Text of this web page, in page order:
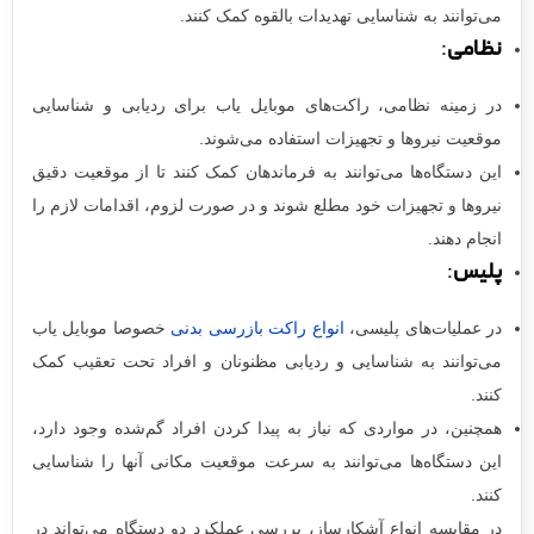
می‌توانند به شناسایی تهدیدات بالقوه کمک کنند.
نظامی:
در زمینه نظامی، راکت‌های موبایل یاب برای ردیابی و شناسایی
موقعیت نیروها و تجهیزات استفاده می‌شوند.
این دستگاه‌ها می‌توانند به فرماندهان کمک کنند تا از موقعیت دقیق
نیروها و تجهیزات خود مطلع شوند و در صورت لزوم، اقدامات لازم را
انجام دهند.
پلیس:
در عملیات‌های پلیسی، انواع راکت بازرسی بدنی خصوصا موبایل یاب
می‌توانند به شناسایی و ردیابی مظنونان و افراد تحت تعقیب کمک
کنند.
همچنین، در مواردی که نیاز به پیدا کردن افراد گم‌شده وجود دارد،
این دستگاه‌ها می‌توانند به سرعت موقعیت مکانی آنها را شناسایی
کنند.
در مقایسه انواع آشکارساز، بررسی عملکرد دو دستگاه می‌تواند در